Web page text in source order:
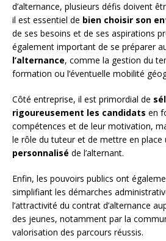
d’alternance, plusieurs défis doivent
il est essentiel de bien choisir son
de ses besoins et de ses aspirations
également important de se préparer
l’alternance, comme la gestion du
formation ou l’éventuelle mobilité
Côté entreprise, il est primordial de
rigoureusement les candidats en
compétences et de leur motivation,
le rôle du tuteur et de mettre en place
personnalisé de l’alternant.
Enfin, les pouvoirs publics ont
simplifiant les démarches
l’attractivité du contrat d’alternance
des jeunes, notamment par la
valorisation des parcours réussis.